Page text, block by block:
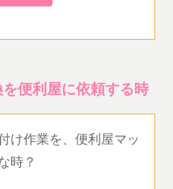
便利屋に依頼する時
け作業を、便利屋マッ
時？